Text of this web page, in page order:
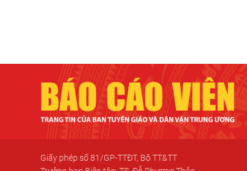
Giấy phép số 81/GP-TTĐT, Bộ TT&TT